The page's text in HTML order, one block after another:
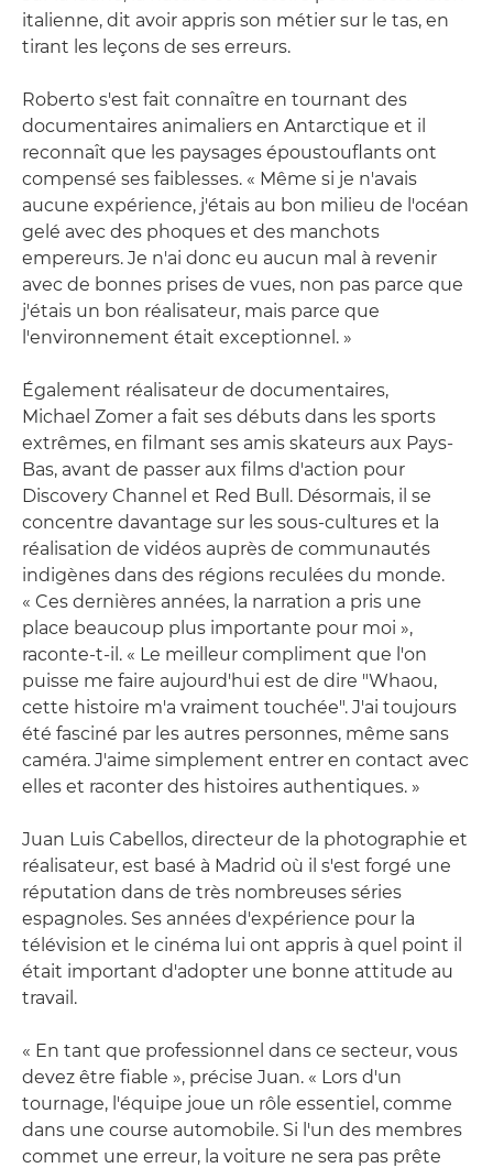
italienne, dit avoir appris son métier sur le tas, en
tirant les leçons de ses erreurs.
Roberto s'est fait connaître en tournant des
documentaires animaliers en Antarctique et il
reconnaît que les paysages époustouflants ont
compensé ses faiblesses. « Même si je n'avais
aucune expérience, j'étais au bon milieu de l'océan
gelé avec des phoques et des manchots
empereurs. Je n'ai donc eu aucun mal à revenir
avec de bonnes prises de vues, non pas parce que
j'étais un bon réalisateur, mais parce que
l'environnement était exceptionnel. »
Également réalisateur de documentaires,
Michael Zomer a fait ses débuts dans les sports
extrêmes, en filmant ses amis skateurs aux Pays-
Bas, avant de passer aux films d'action pour
Discovery Channel et Red Bull. Désormais, il se
concentre davantage sur les sous-cultures et la
réalisation de vidéos auprès de communautés
indigènes dans des régions reculées du monde.
« Ces dernières années, la narration a pris une
place beaucoup plus importante pour moi »,
raconte-t-il. « Le meilleur compliment que l'on
puisse me faire aujourd'hui est de dire "Whaou,
cette histoire m'a vraiment touchée". J'ai toujours
été fasciné par les autres personnes, même sans
caméra. J'aime simplement entrer en contact avec
elles et raconter des histoires authentiques. »
Juan Luis Cabellos, directeur de la photographie et
réalisateur, est basé à Madrid où il s'est forgé une
réputation dans de très nombreuses séries
espagnoles. Ses années d'expérience pour la
télévision et le cinéma lui ont appris à quel point il
était important d'adopter une bonne attitude au
travail.
« En tant que professionnel dans ce secteur, vous
devez être fiable », précise Juan. « Lors d'un
tournage, l'équipe joue un rôle essentiel, comme
dans une course automobile. Si l'un des membres
commet une erreur, la voiture ne sera pas prête